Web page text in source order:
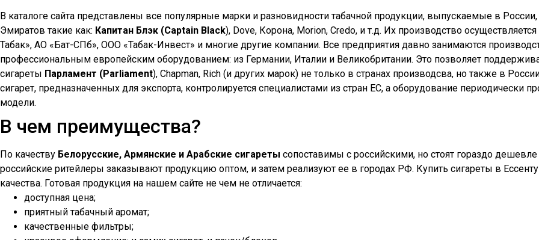
В каталоге сайта представлены все популярные марки и разновидности табачной продукции, выпускаемые в
Эмиратов такие как: Капитан Блэк (Captain Black), Dove, Корона, Morion, Credo, и т.д. Их производство
Табак», АО «Бат-СПб», ООО «Табак-Инвест» и многие другие компании. Все предприятия давно занимаются
профессиональным европейским оборудованием: из Германии, Италии и Великобритании. Это позволяет
сигареты Парламент (Parliament), Chapman, Rich (и других марок) не только в странах производсва, но также в
сигарет, предназначенных для экспорта, контролируется специалистами из стран ЕС, а оборудование периодически
модели.
В чем преимущества?
По качеству Белорусские, Армянские и Арабские сигареты сопоставимы с российскими, но стоят гораздо
российские ритейлеры заказывают продукцию оптом, и затем реализуют ее в городах РФ. Купить сигареты в
качества. Готовая продукция на нашем сайте не чем не отличается:
доступная цена;
приятный табачный аромат;
качественные фильтры;